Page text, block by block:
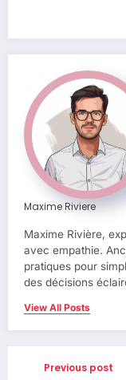
Maxime Riviere
Maxime Rivière,
avec empathie.
pratiques pour
des décisions
View All Posts
Previous post